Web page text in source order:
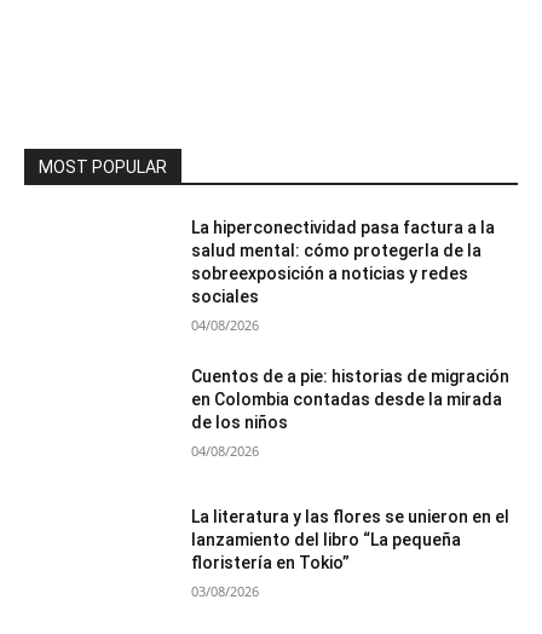
MOST POPULAR
La hiperconectividad pasa factura a la
salud mental: cómo protegerla de la
sobreexposición a noticias y redes
sociales
04/08/2026
Cuentos de a pie: historias de migración
en Colombia contadas desde la mirada
de los niños
04/08/2026
La literatura y las flores se unieron en el
lanzamiento del libro “La pequeña
floristería en Tokio”
03/08/2026